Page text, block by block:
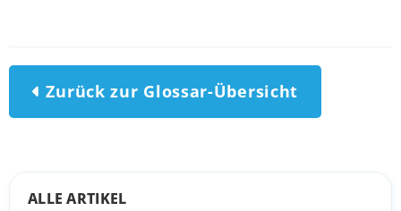
Zurück zur Glossar-Übersicht
ALLE ARTIKEL